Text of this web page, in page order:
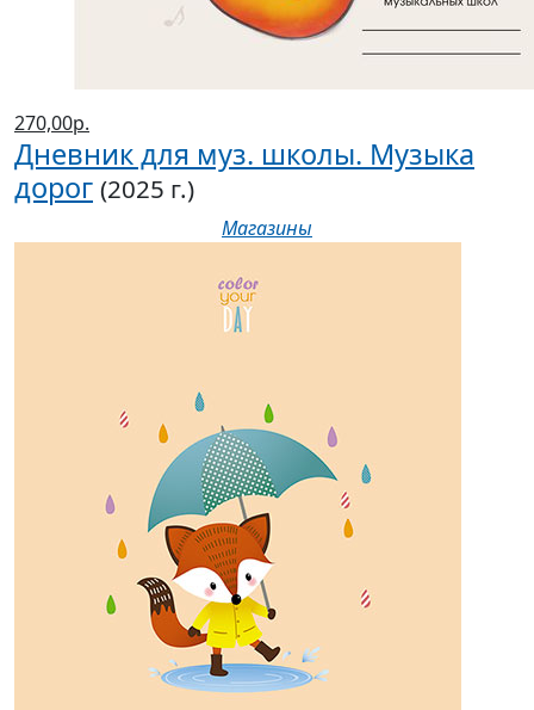
270,00р.
Дневник для муз. школы. Музыка
дорог (2025 г.)
Магазины